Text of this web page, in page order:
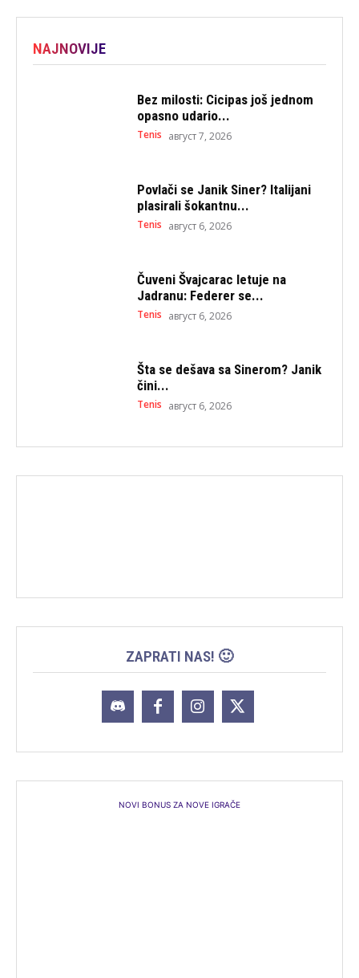
NAJNOVIJE
Bez milosti: Cicipas još jednom
opasno udario...
Tenis август 7, 2026
Povlači se Janik Siner? Italijani
plasirali šokantnu...
Tenis август 6, 2026
Čuveni Švajcarac letuje na
Jadranu: Federer se...
Tenis август 6, 2026
Šta se dešava sa Sinerom? Janik
čini...
Tenis август 6, 2026
ZAPRATI NAS! 🙂
NOVI BONUS ZA NOVE IGRAČE